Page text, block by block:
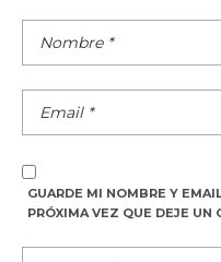
GUARDE MI NOMBRE Y
PRÓXIMA VEZ QUE DEJE UN